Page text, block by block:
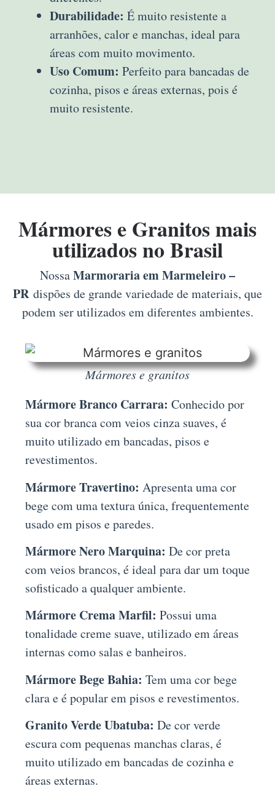
Durabilidade: É muito resistente a
arranhões, calor e manchas, ideal para
áreas com muito movimento.
Uso Comum: Perfeito para bancadas de
cozinha, pisos e áreas externas, pois é
muito resistente.
Mármores e Granitos mais
utilizados no Brasil
NossaMarmoraria em Marmeleiro –
PRdispões de grande variedade de materiais, que
podem ser utilizados em diferentes ambientes.
Mármores e granitos
Mármore Branco Carrara: Conhecido por
sua cor branca com veios cinza suaves, é
muito utilizado em bancadas, pisos e
revestimentos.
Mármore Travertino: Apresenta uma cor
bege com uma textura única, frequentemente
usado em pisos e paredes.
Mármore Nero Marquina: De cor preta
com veios brancos, é ideal para dar um toque
sofisticado a qualquer ambiente.
Mármore Crema Marfil: Possui uma
tonalidade creme suave, utilizado em áreas
internas como salas e banheiros.
Mármore Bege Bahia: Tem uma cor bege
clara e é popular em pisos e revestimentos.
Granito Verde Ubatuba: De cor verde
escura com pequenas manchas claras, é
muito utilizado em bancadas de cozinha e
áreas externas.